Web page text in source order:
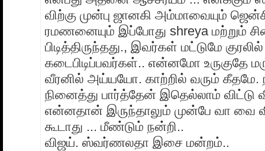
விற்கு முன்பு ஜானகி அம்மாவையும்
ரமணனையும் இப்போது shreya மற்றும்
பிடித்திருந்தது., இவர்கள் மட்டுமே
கடைபிடிப்பவர்கள்.. என்னமோ உருகுதே
வீரனில் அய்யயோ. காற்றில் வரும் கீதமே.
நினைத்து பார்த்தேன் இதெல்லாம் விட்டு
என்னதான் இருந்தாலும் முன்பே வா வை
கூடாது ... மீண்டும் நன்றி..
விஜய். ஸ்வர்ணலதா இசை மன்றம்..